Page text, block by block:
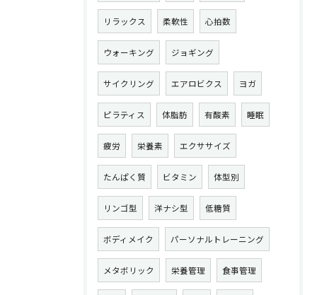
リラックス 柔軟性 心拍数
ウォーキング ジョギング
サイクリング エアロビクス ヨガ
ピラティス 体脂肪 有酸素 睡眠
疲労 栄養素 エクササイズ
たんぱく質 ビタミン 体型別
リンゴ型 洋ナシ型 低糖質
ボディメイク パーソナルトレーニング
メタボリック 栄養管理 食事管理